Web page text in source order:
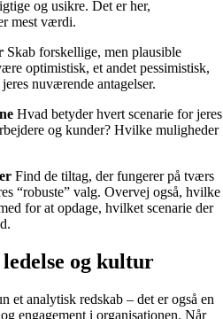
og usikre. Det er her,
mest værdi.
Skab forskellige, men plausible
optimistisk, et andet pessimistisk,
nuværende antagelser.
Hvad betyder hvert scenarie for jeres
og kunder? Hvilke muligheder
Find de tiltag, der fungerer på tværs
“robuste” valg. Overvej også, hvilke
for at opdage, hvilket scenarie der
og kultur
et analytisk redskab – det er også en
engagement i organisationen. Når